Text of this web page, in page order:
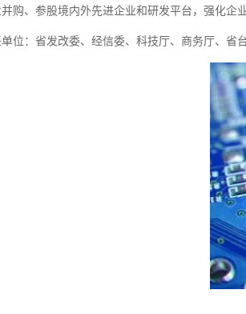
购、参股境内外先进企业和研发平台，强化企
位：省发改委、经信委、科技厅、商务厅、省